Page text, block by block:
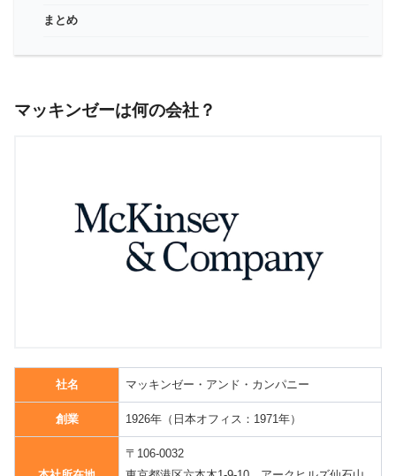
まとめ
マッキンゼーは何の会社？
社名 マッキンゼー・アンド・カンパニー
創業 1926年（日本オフィス：1971年）
〒106-0032